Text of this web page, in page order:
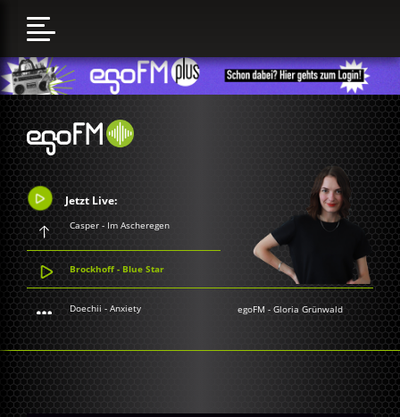
Jetzt Live:
Casper - Im Ascheregen
Brockhoff - Blue Star
Doechii - Anxiety egoFM -Gloria Grünwald